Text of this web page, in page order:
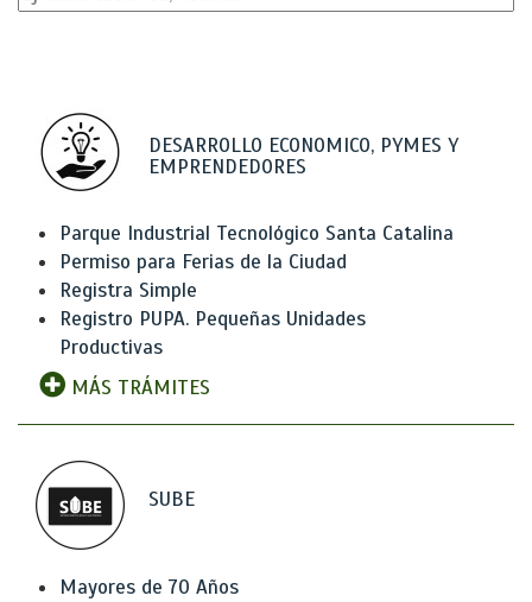
DESARROLLO ECONOMICO, PYMES Y
EMPRENDEDORES
Parque Industrial Tecnológico Santa Catalina
Permiso para Ferias de la Ciudad
Registra Simple
Registro PUPA. Pequeñas Unidades
Productivas
MÁS TRÁMITES
SUBE
Mayores de 70 Años